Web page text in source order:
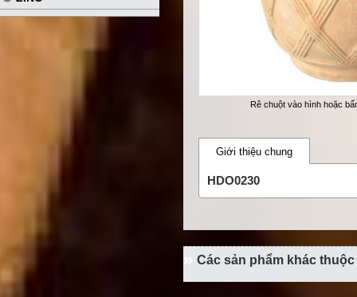
Rê chuột vào hình hoặc
Giới thiệu chung
HDO0230
Các sản phẩm khác